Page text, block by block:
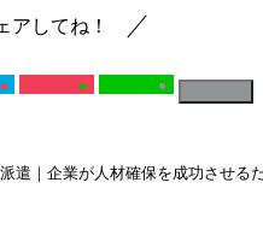
アしてね！
遣｜企業が人材確保を成功させる